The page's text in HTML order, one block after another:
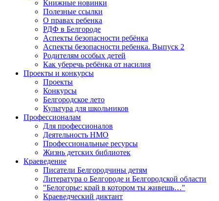
Книжные новинки
Полезные ссылки
О правах ребенка
РДФ в Белгороде
Аспекты безопасности ребёнка
Аспекты безопасности ребенка. Выпуск 2
Родителям особых детей
Как уберечь ребёнка от насилия
Проекты и конкурсы
Проекты
Конкурсы
Белгородское лето
Культура для школьников
Профессионалам
Для профессионалов
Деятельность НМО
Профессиональные ресурсы
Жизнь детских библиотек
Краеведение
Писатели Белгородчины детям
Литература о Белгороде и Белгородской области
"Белогорье: край в котором ты живешь…"
Краеведческий диктант